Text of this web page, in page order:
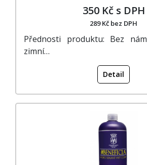
350 Kč s DPH
289 Kč bez DPH
Přednosti produktu: Bez
zimní…
Detail